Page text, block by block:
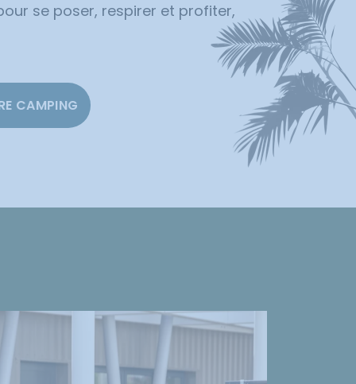
se poser, respirer et profiter,
CAMPING